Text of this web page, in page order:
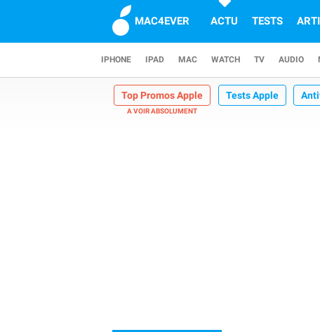
MAC4EVER ACTU TESTS
IPHONE IPAD MAC WATCH TV AUDIO
Top Promos Apple Tests Apple